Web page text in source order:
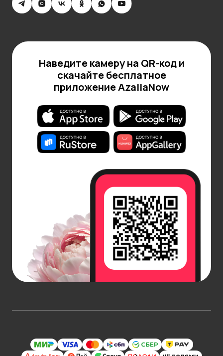
Наведите камеру на QR-код и
скачайте бесплатное
приложение AzaliaNow